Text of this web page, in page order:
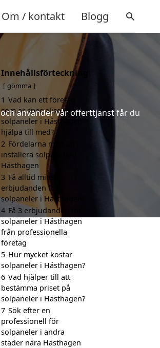
Om / kontakt Blogg
använder vår offerttjänst får du
Innehållsförteckning
gömma
1 Vad kan ett företag
som är specialiserat på
solpaneler i Hästhagen
hjälpa till med?
2 Fördelarna med att
installera solpaneler i
Hästhagen
3 Få alltid minst 3
erbjudanden för
solpaneler i Hästhagen
4 Få 3 erbjudanden för
solpaneler i Hästhagen
från professionella
företag
5 Hur mycket kostar
solpaneler i Hästhagen?
6 Vad hjälper till att
bestämma priset på
solpaneler i Hästhagen?
7 Sök efter en
professionell för
solpaneler i andra
städer nära Hästhagen